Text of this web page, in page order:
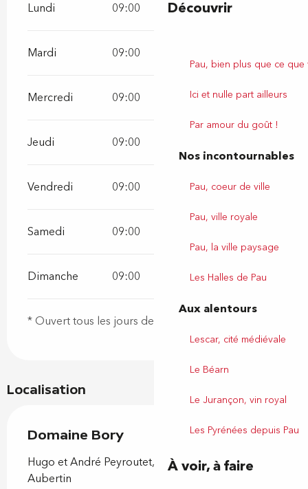
Découvrir
Pau, bien plus que ce
Ici et nulle part ailleurs
Par amour du goût !
Nos incontournables
Pau, coeur de ville
Pau, ville royale
Pau, la ville paysage
Les Halles de Pau
Aux alentours
Lescar, cité médiévale
Le Béarn
Le Jurançon, vin royal
Les Pyrénées depuis Pau
À voir, à faire
Lundi 09:00 20:00
Mardi 09:00
Mercredi 09:00 20:00
Jeudi 09:00
Vendredi 09:00 20:00
Samedi 09:00
Dimanche 09:00 20:00
* Ouvert tous les jours de 9h à 20h
Localisation
Domaine Bory
Hugo et André Peyroutet, Maison Bory, 64290
Aubertin